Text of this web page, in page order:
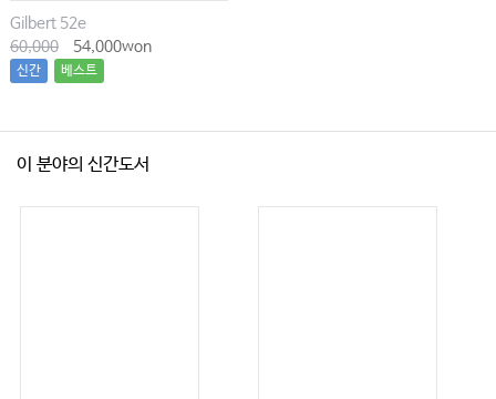
Gilbert 52e
60,000
54,000won
신간 베스트
이 분야의 신간도서